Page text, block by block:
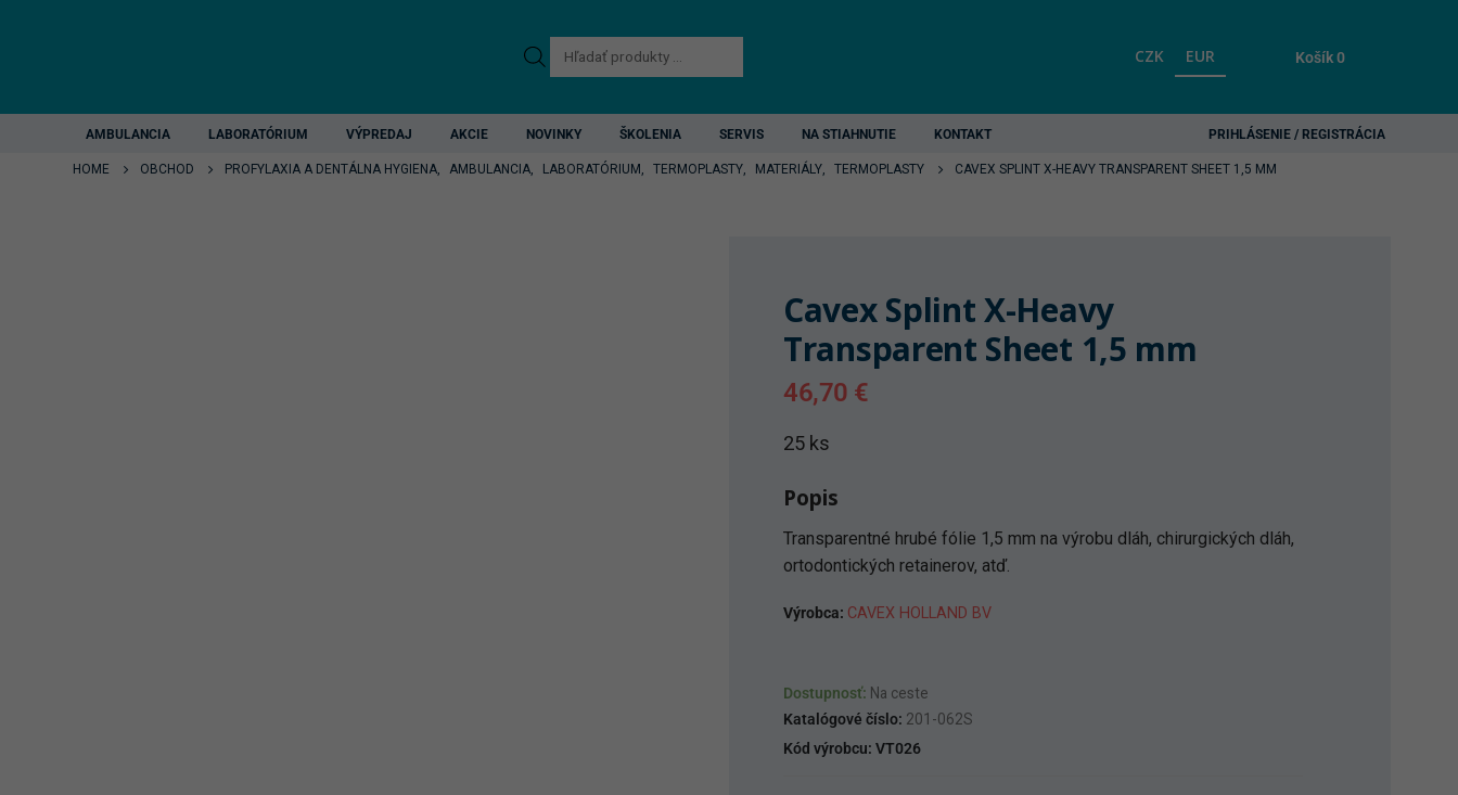
Products
search
CZK EUR Košík0
AMBULANCIA LABORATÓRIUM VÝPREDAJ AKCIE NOVINKY ŠKOLENIA SERVIS NA STIAHNUTIE KONTAKT PRIHLÁSENIE / REGISTRÁCIA
HOME OBCHOD PROFYLAXIA A DENTÁLNA HYGIENA, AMBULANCIA, LABORATÓRIUM , TERMOPLASTY, MATERIÁLY, TERMOPLASTY CAVEX SPLINT X-HEAVY TRANSPARENT SHEET 1,5 MM
Cavex Splint X-Heavy
Transparent Sheet 1,5 mm
46,70 €
25 ks
Popis
Transparentné hrubé fólie 1,5 mm na výrobu dláh, chirurgických dláh,
ortodontických retainerov, atď.
Výrobca: CAVEX HOLLAND BV
Dostupnosť: Na ceste
Katalógové číslo: 201-062S
Kód výrobcu: VT026